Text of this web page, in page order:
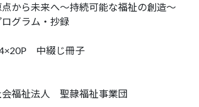
点から未来へ～持続可能な福祉の創造～
ログラム・抄録
中綴じ冊子
会福祉法人 聖隷福祉事業団